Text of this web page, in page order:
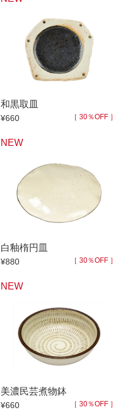
和黒取皿
¥660 ［ 30％OFF ］
NEW
白釉楕円皿
¥880 ［ 30％OFF ］
NEW
美濃民芸煮物鉢
¥660 ［ 30％OFF ］